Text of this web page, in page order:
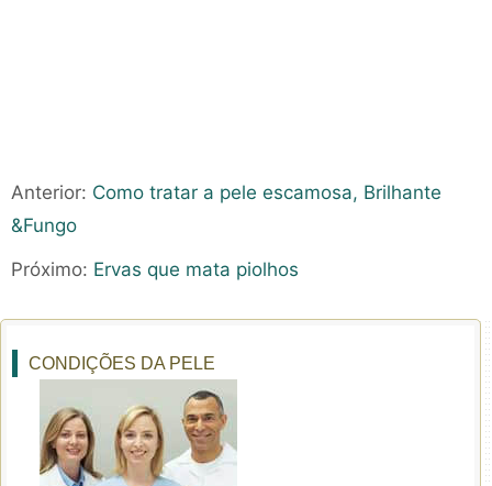
Anterior: Como tratar a pele escamosa, Brilhante
&Fungo
Próximo: Ervas que mata piolhos
CONDIÇÕES DA PELE